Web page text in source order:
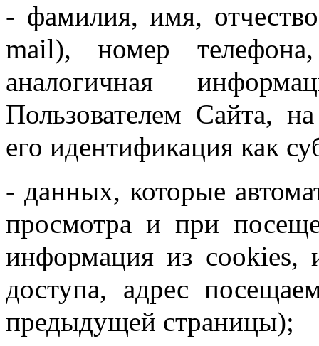
- фамилия, имя,
mail), номер
аналогичная
Пользователем Сайта,
его идентификация как
- данных, которые
просмотра и при
информация из cookies,
доступа, адрес
предыдущей страницы);